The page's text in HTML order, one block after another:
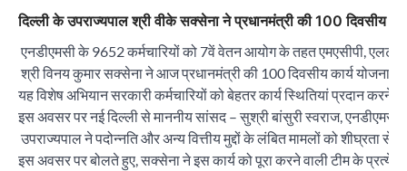
दिल्ली के उपराज्यपाल श्री वीके सक्सेना ने प्रधानमंत्री की 100 दिवसीय
एनडीएमसी के 9652 कर्मचारियों को 7वें वेतन आयोग के तहत एमएसीपी,
श्री विनय कुमार सक्सेना ने आज प्रधानमंत्री की 100 दिवसीय कार्य योजना के
यह विशेष अभियान सरकारी कर्मचारियों को बेहतर कार्य स्थितियां प्रदान
इस अवसर पर नई दिल्ली से माननीय सांसद – सुश्री बांसुरी स्वराज,
उपराज्यपाल ने पदोन्नति और अन्य वित्तीय मुद्दों के लंबित मामलों को
इस अवसर पर बोलते हुए, सक्सेना ने इस कार्य को पूरा करने वाली टीम के